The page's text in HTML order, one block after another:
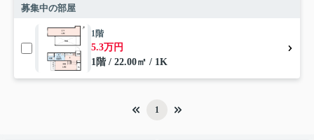
募集中の部屋
1階
5.3万円
1階 / 22.00㎡ / 1K
1